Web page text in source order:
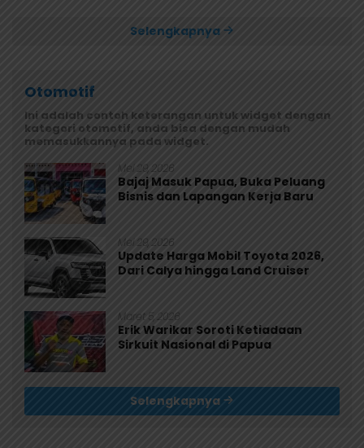
Selengkapnya
Otomotif
Ini adalah contoh keterangan untuk widget dengan
kategori otomotif, anda bisa dengan mudah
memasukkannya pada widget.
Mei 29, 2026
Bajaj Masuk Papua, Buka Peluang
Bisnis dan Lapangan Kerja Baru
Mei 29, 2026
Update Harga Mobil Toyota 2026,
Dari Calya hingga Land Cruiser
Maret 5, 2026
Erik Warikar Soroti Ketiadaan
Sirkuit Nasional di Papua
Selengkapnya